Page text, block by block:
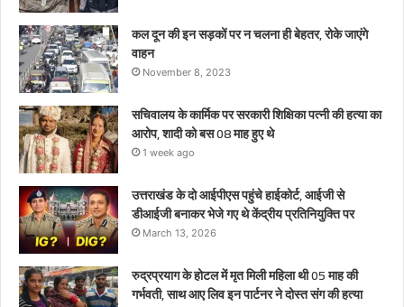
कल दून की इन सड़कों पर न चलना ही बेहतर, रोके जाएंगे
वाहन
November 8, 2023
सचिवालय के कार्मिक पर सरकारी शिक्षिका पत्नी की हत्या का
आरोप, शादी को बस 08 माह हुए थे
1 week ago
उत्तराखंड के दो आईपीएस पहुंचे हाईकोर्ट, आईजी से
डीआईजी बनाकर भेजे गए थे केंद्रीय प्रतिनियुक्ति पर
March 13, 2026
रुद्रप्रयाग के होटल में मृत मिली महिला थी 05 माह की
गर्भवती, साथ आए लिव इन पार्टनर ने दोस्त संग की हत्या